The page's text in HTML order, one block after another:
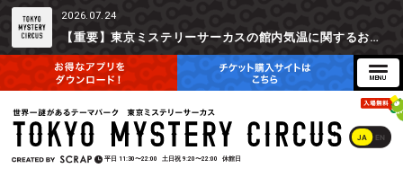
2026.07.24
【重要】東京ミステリーサーカスの館内気温に関するお詫びとご参加辞退時の返金対応について
JA EN
平日 11:30〜22:00 土日祝 9:20〜22:00 休館日